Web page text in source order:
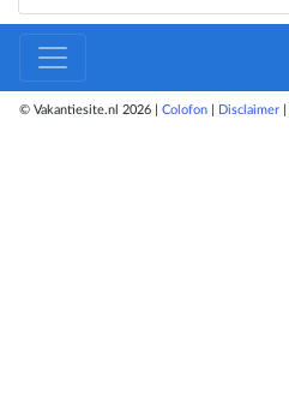
© Vakantiesite.nl 2026 | Colofon Disclaimer